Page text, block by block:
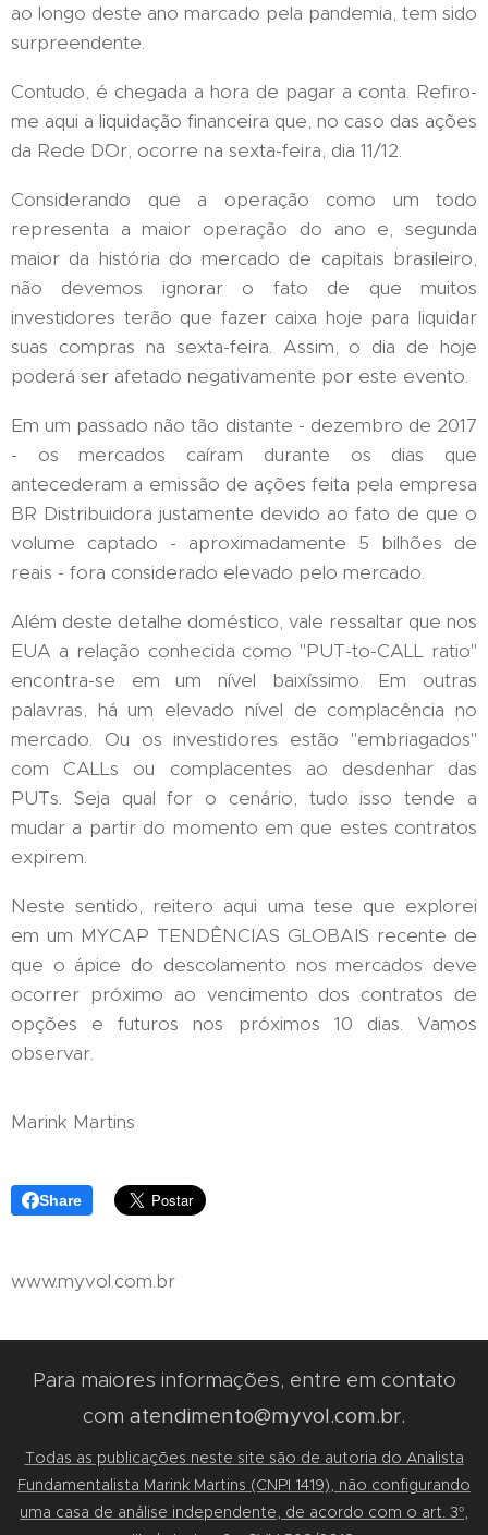
ao longo deste ano marcado pela pandemia, tem sido
surpreendente.
Contudo, é chegada a hora de pagar a conta. Refiro-
me aqui a liquidação financeira que, no caso das ações
da Rede D´Or, ocorre na sexta-feira, dia 11/12.
Considerando que a operação como um todo
representa a maior operação do ano e, segunda
maior da história do mercado de capitais brasileiro,
não devemos ignorar o fato de que muitos
investidores terão que fazer caixa hoje para liquidar
suas compras na sexta-feira. Assim, o dia de hoje
poderá ser afetado negativamente por este evento.
Em um passado não tão distante - dezembro de 2017
- os mercados caíram durante os dias que
antecederam a emissão de ações feita pela empresa
BR Distribuidora justamente devido ao fato de que o
volume captado - aproximadamente 5 bilhões de
reais - fora considerado elevado pelo mercado.
Além deste detalhe doméstico, vale ressaltar que nos
EUA a relação conhecida como "PUT-to-CALL ratio"
encontra-se em um nível baixíssimo. Em outras
palavras, há um elevado nível de complacência no
mercado. Ou os investidores estão "embriagados"
com CALLs ou complacentes ao desdenhar das
PUTs. Seja qual for o cenário, tudo isso tende a
mudar a partir do momento em que estes contratos
expirem.
Neste sentido, reitero aqui uma tese que explorei
em um MYCAP TENDÊNCIAS GLOBAIS recente de
que o ápice do descolamento nos mercados deve
ocorrer próximo ao vencimento dos contratos de
opções e futuros nos próximos 10 dias. Vamos
observar.
Marink Martins
Share
www.myvol.com.br
Para maiores informações, entre em contato
com atendimento@myvol.com.br.
Todas as publicações neste site são de autoria do Analista
Fundamentalista Marink Martins (CNPI 1419), não configurando
uma casa de análise independente, de acordo com o art. 3º,